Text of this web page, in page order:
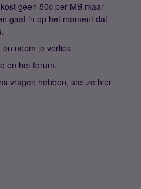
geen 50c per MB maar
gaat in op het moment dat
neem je verlies.
en het forum.
vragen hebben, stel ze hier